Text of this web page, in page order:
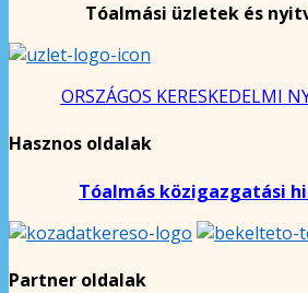
Tóalmási üzletek és
ORSZÁGOS KERESKEDELMI
Hasznos oldalak
Tóalmás közigazgatási
Partner oldalak